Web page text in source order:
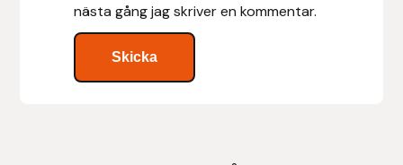
nästa gång jag skriver en kommentar.
Werkman Hoofcare